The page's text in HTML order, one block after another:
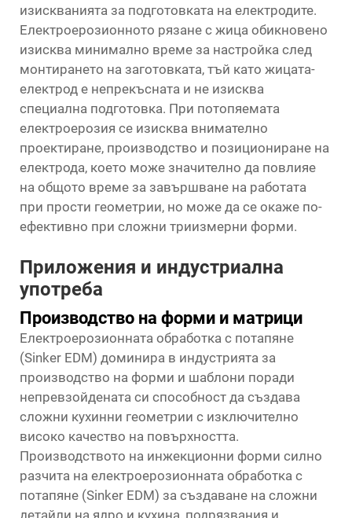
изискванията за подготовката на електродите.
Електроерозионното рязане с жица обикновено
изисква минимално време за настройка след
монтирането на заготовката, тъй като жицата-
електрод е непрекъсната и не изисква
специална подготовка. При потопяемата
електроерозия се изисква внимателно
проектиране, производство и позициониране на
електрода, което може значително да повлияе
на общото време за завършване на работата
при прости геометрии, но може да се окаже по-
ефективно при сложни триизмерни форми.
Приложения и индустриална
употреба
Производство на форми и матрици
Електроерозионната обработка с потапяне
(Sinker EDM) доминира в индустрията за
производство на форми и шаблони поради
непревзойдената си способност да създава
сложни кухинни геометрии с изключително
високо качество на повърхността.
Производството на инжекционни форми силно
разчита на електроерозионната обработка с
потапяне (Sinker EDM) за създаване на сложни